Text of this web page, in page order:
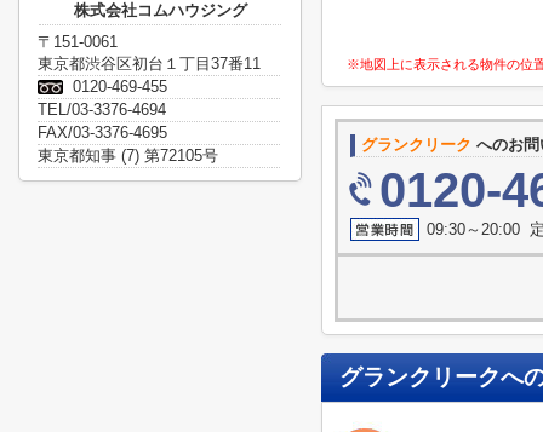
※地図上に表示される物件の位
グランクリーク へのお
0120-
09:30～20:00
グランクリークへ
株式会社コムハウジング
〒151-0061
東京都渋谷区初台１丁目37番11
0120-469-455
TEL/03-3376-4694
FAX/03-3376-4695
東京都知事 (7) 第72105号